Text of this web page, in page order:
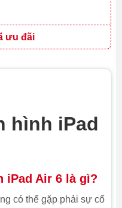
ưu đãi
hình iPad
iPad Air 6 là gì?
có thể gặp phải sự cố